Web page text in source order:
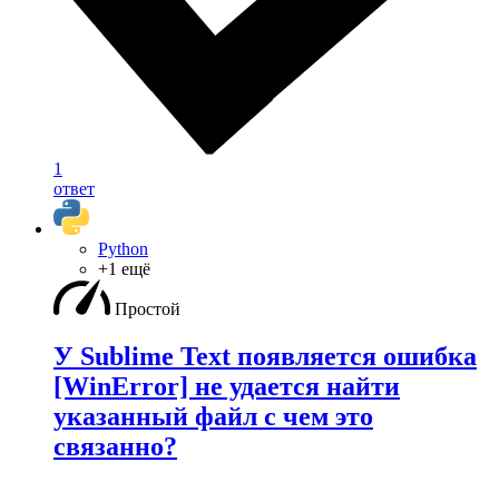
1
ответ
Python
+1 ещё
Простой
У Sublime Text появляется ошибка
[WinError] не удается найти
указанный файл с чем это
связанно?